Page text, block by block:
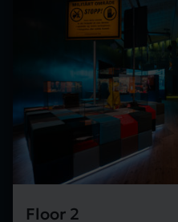
Floor 2